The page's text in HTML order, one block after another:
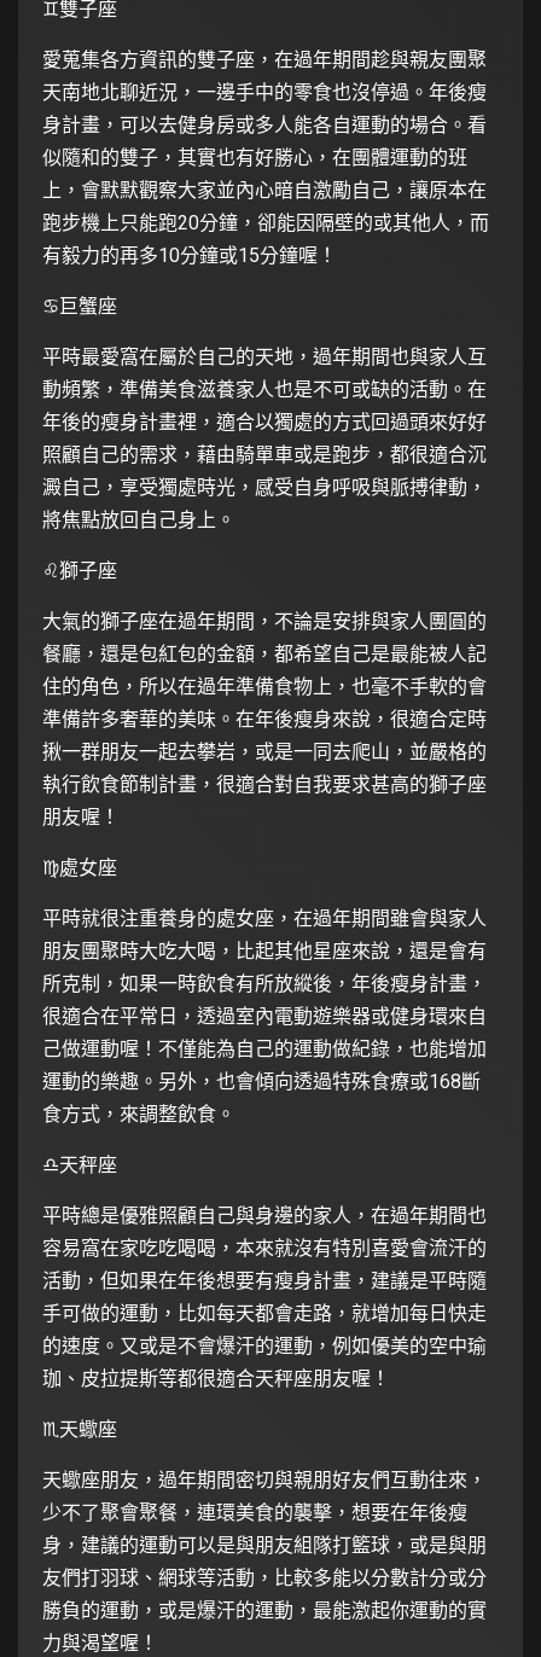
♊️雙子座
愛蒐集各方資訊的雙子座，在過年期間趁與親友團聚
天南地北聊近況，一邊手中的零食也沒停過。年後瘦
身計畫，可以去健身房或多人能各自運動的場合。看
似隨和的雙子，其實也有好勝心，在團體運動的班
上，會默默觀察大家並內心暗自激勵自己，讓原本在
跑步機上只能跑20分鐘，卻能因隔壁的或其他人，而
有毅力的再多10分鐘或15分鐘喔！
♋️巨蟹座
平時最愛窩在屬於自己的天地，過年期間也與家人互
動頻繁，準備美食滋養家人也是不可或缺的活動。在
年後的瘦身計畫裡，適合以獨處的方式回過頭來好好
照顧自己的需求，藉由騎單車或是跑步，都很適合沉
澱自己，享受獨處時光，感受自身呼吸與脈搏律動，
將焦點放回自己身上。
♌️獅子座
大氣的獅子座在過年期間，不論是安排與家人團圓的
餐廳，還是包紅包的金額，都希望自己是最能被人記
住的角色，所以在過年準備食物上，也毫不手軟的會
準備許多奢華的美味。在年後瘦身來說，很適合定時
揪一群朋友一起去攀岩，或是一同去爬山，並嚴格的
執行飲食節制計畫，很適合對自我要求甚高的獅子座
朋友喔！
♍️處女座
平時就很注重養身的處女座，在過年期間雖會與家人
朋友團聚時大吃大喝，比起其他星座來說，還是會有
所克制，如果一時飲食有所放縱後，年後瘦身計畫，
很適合在平常日，透過室內電動遊樂器或健身環來自
己做運動喔！不僅能為自己的運動做紀錄，也能增加
運動的樂趣。另外，也會傾向透過特殊食療或168斷
食方式，來調整飲食。
♎️天秤座
平時總是優雅照顧自己與身邊的家人，在過年期間也
容易窩在家吃吃喝喝，本來就沒有特別喜愛會流汗的
活動，但如果在年後想要有瘦身計畫，建議是平時隨
手可做的運動，比如每天都會走路，就增加每日快走
的速度。又或是不會爆汗的運動，例如優美的空中瑜
珈、皮拉提斯等都很適合天秤座朋友喔！
♏️天蠍座
天蠍座朋友，過年期間密切與親朋好友們互動往來，
少不了聚會聚餐，連環美食的襲擊，想要在年後瘦
身，建議的運動可以是與朋友組隊打籃球，或是與朋
友們打羽球、網球等活動，比較多能以分數計分或分
勝負的運動，或是爆汗的運動，最能激起你運動的實
力與渴望喔！